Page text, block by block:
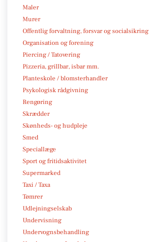
Maler
Murer
Offentlig forvaltning, forsvar og socialsikring
Organisation og forening
Piercing / Tatovering
Pizzeria, grillbar, isbar mm.
Planteskole / blomsterhandler
Psykologisk rådgivning
Rengøring
Skrædder
Skønheds- og hudpleje
Smed
Speciallæge
Sport og fritidsaktivitet
Supermarked
Taxi / Taxa
Tømrer
Udlejningselskab
Undervisning
Undervognsbehandling